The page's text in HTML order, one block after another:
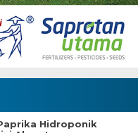
Hidroponik